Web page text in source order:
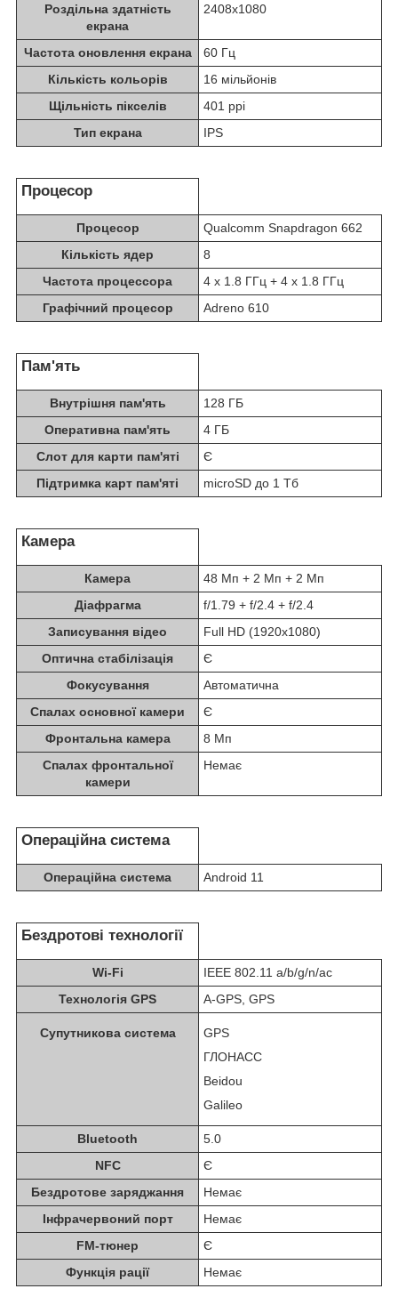
Роздільна здатність
екрана
2408x1080
Частота оновлення екрана
60 Гц
Кількість кольорів
16 мільйонів
Щільність пікселів
401 ppi
Тип екрана
IPS
Процесор
Процесор
Qualcomm Snapdragon 662
Кількість ядер
8
Частота процеcсора
4 x 1.8 ГГц + 4 x 1.8 ГГц
Графічний процесор
Adreno 610
Пам'ять
Внутрішня пам'ять
128 ГБ
Оперативна пам'ять
4 ГБ
Слот для карти пам'яті
Є
Підтримка карт пам'яті
microSD до 1 Тб
Камера
Камера
48 Мп + 2 Мп + 2 Мп
Діафрагма
f/1.79 + f/2.4 + f/2.4
Записування відео
Full HD (1920x1080)
Оптична стабілізація
Є
Фокусування
Автоматична
Спалах основної камери
Є
Фронтальна камера
8 Мп
Спалах фронтальної
камери
Немає
Операційна система
Операційна система Android 11
Бездротові технології
Wi-Fi
IEEE 802.11 a/b/g/n/ac
Технологія GPS
A-GPS, GPS
Супутникова система
GPS
ГЛОНАСС
Beidou
Galileo
Bluetooth
5.0
NFC
Є
Бездротове заряджання
Немає
Інфрачервоний порт
Немає
FM-тюнер
Є
Функція рації
Немає